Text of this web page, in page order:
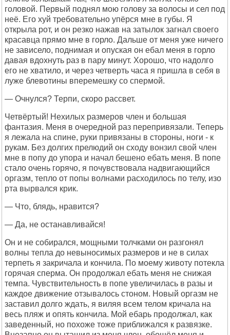
головой. Первый поднял мою голову за волосы и сел под
неё. Его хуй требовательно упёрся мне в губы. Я
открыла рот, и он резко нажав на затылок загнал своего
красавца прямо мне в горло. Дальше от меня уже ничего
не зависело, поднимая и опуская он ебал меня в горло
давая вдохнуть раз в пару минут. Хорошо, что надолго
его не хватило, и через четверть часа я пришла в себя в
луже блевотины вперемешку со спермой.
— Очнулся? Терпи, скоро рассвет.
Четвёртый! Нехилых размеров член и большая
фантазия. Меня в очередной раз перепривязали. Теперь
я лежала на спине, руки привязаны в стороны, ноги - к
рукам. Без долгих прелюдий он сходу вонзил свой член
мне в попу до упора и начал бешено ебать меня. В попе
стало очень горячо, я почувствовала надвигающийся
оргазм, тепло от попы волнами расходилось по телу, изо
рта вырвался крик.
— Что, блядь, нравится?
— Да, не останавливайся!
Он и не собирался, мощными толчками он разгонял
волны тепла до невыносимых размеров и не в силах
терпеть я закричала и кончила. По моему животу потекла
горячая сперма. Он продолжал ебать меня не снижая
темпа. Чувствительность в попе увеличилась в разы и
каждое движение отзывалось стоном. Новый оргазм не
заставил долго ждать, я виляя всем телом кричала на
весь пляж и опять кончила. Мой ебарь продолжал, как
заведенный, но похоже тоже приближался к развязке.